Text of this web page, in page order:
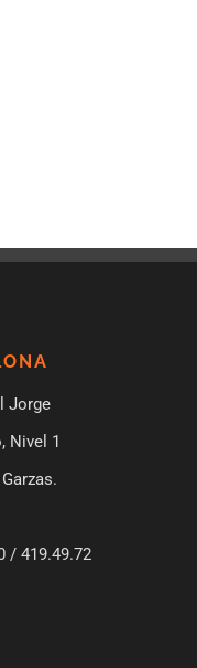
Jorge
Nivel 1
/ 419.49.72